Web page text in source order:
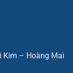
Kim – Hoàng Mai